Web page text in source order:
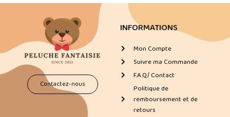
Contactez-nous
INFORMATIONS
Mon Compte
Suivre ma Commande
F.A.Q/ Contact
Politique de
remboursement et de
retours